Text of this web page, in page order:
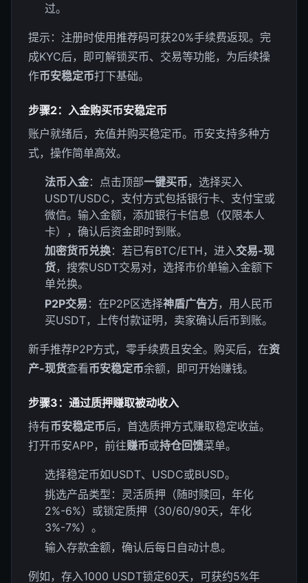
过。
提示：注册时使用推荐码可获20%手续费返现。完
成KYC后，即可解锁买币、交易等功能，为后续操
作币安稳定币打下基础。
步骤2：入金购买币安稳定币
账户就绪后，充值并购买稳定币。币安支持多种方
式，操作简单高效。
法币入金：点击顶部一键买币，选择买入
USDT/USDC，支付方式包括银行卡、支付宝或
微信。输入金额，添加银行卡信息（仅限本人
卡），确认后资金即时到账。
加密货币兑换：若已有BTC/ETH，进入交易-现
货，搜索USDT交易对，选择市价单输入金额下
单兑换。
P2P交易 ：在P2P区选择神盾广告方，用人民币
买USDT，上传付款证明，卖家确认后币到账。
新手推荐P2P方式，零手续费且安全。购买后，在资
产-现货查看币安稳定币余额，即可开始赚钱。
步骤3：通过质押赚取被动收入
持有币安稳定币后，首选质押方式赚取稳定收益。
打开币安APP，前往赚币或持仓回馈菜单。
选择稳定币如USDT、USDC或BUSD。
挑选产品类型：灵活质押（随时赎回，年化
2%-6%）或锁定质押（30/60/90天，年化
3%-7%）。
输入存款金额，确认后每日自动计息。
例如，存入1000 USDT锁定60天，可获约5%年